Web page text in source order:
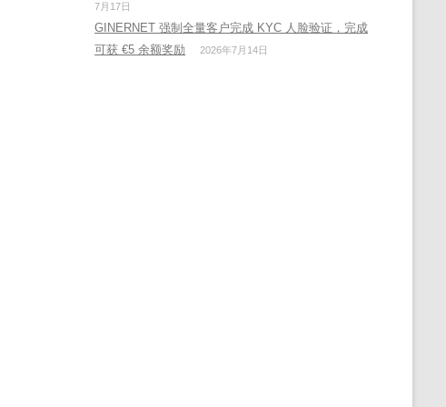
7月17日
GINERNET 强制全量客户完成 KYC 人脸验证，完成
可获 €5 余额奖励
2026年7月14日